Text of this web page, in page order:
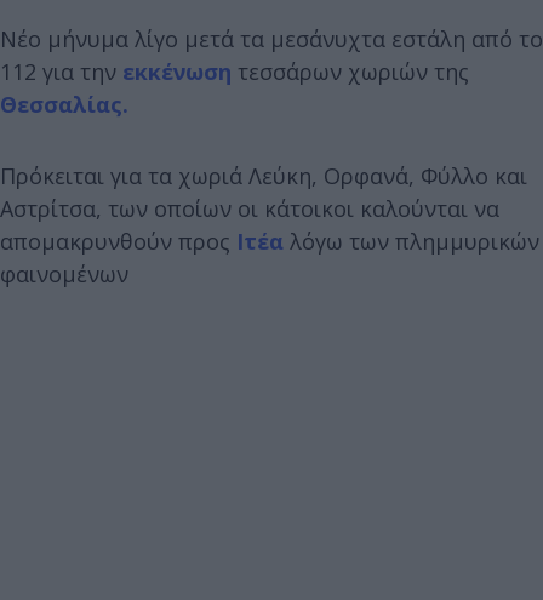
Νέο μήνυμα λίγο μετά τα μεσάνυχτα εστάλη από το
112 για την εκκένωση τεσσάρων χωριών της
Θεσσαλίας.
Πρόκειται για τα χωριά Λεύκη, Ορφανά, Φύλλο και
Αστρίτσα, των οποίων οι κάτοικοι καλούνται να
απομακρυνθούν προς Ιτέα λόγω των πλημμυρικών
φαινομένων